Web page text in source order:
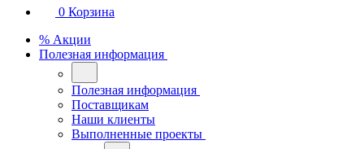
0 Корзина
% Акции
Полезная информация
Полезная информация
Поставщикам
Наши клиенты
Выполненные проекты